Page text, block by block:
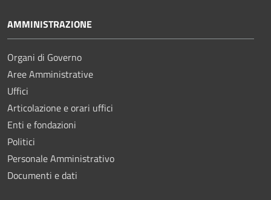
AMMINISTRAZIONE
Organi di Governo
Aree Amministrative
Uffici
Articolazione e orari uffici
Enti e fondazioni
Politici
Personale Amministrativo
Documenti e dati